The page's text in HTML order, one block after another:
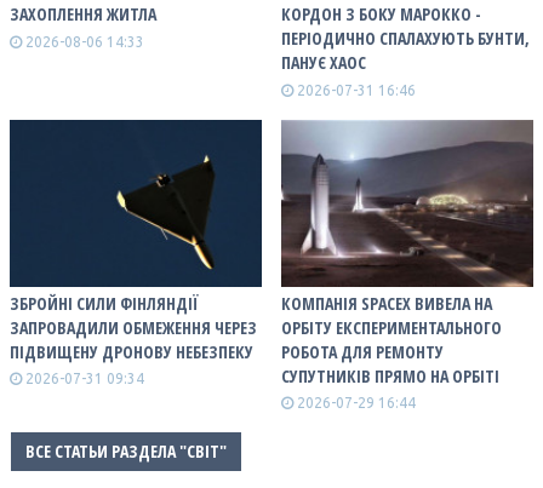
ЗАХОПЛЕННЯ ЖИТЛА
2026-08-06 14:33
КОРДОН З БОКУ МАРОККО -
ПЕРІОДИЧНО СПАЛАХУЮТЬ БУНТИ,
ПАНУЄ ХАОС
2026-07-31 16:46
ЗБРОЙНІ СИЛИ ФІНЛЯНДІЇ
ЗАПРОВАДИЛИ ОБМЕЖЕННЯ ЧЕРЕЗ
ПІДВИЩЕНУ ДРОНОВУ НЕБЕЗПЕКУ
2026-07-31 09:34
КОМПАНІЯ SPACEX ВИВЕЛА НА
ОРБІТУ ЕКСПЕРИМЕНТАЛЬНОГО
РОБОТА ДЛЯ РЕМОНТУ
СУПУТНИКІВ ПРЯМО НА ОРБІТІ
2026-07-29 16:44
ВСЕ СТАТЬИ РАЗДЕЛА "СВІТ"